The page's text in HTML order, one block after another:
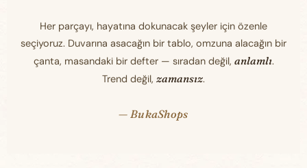
Her parçayı, hayatına dokunacak şeyler için özenle
seçiyoruz. Duvarına asacağın bir tablo, omzuna alacağın bir
çanta, masandaki bir defter — sıradan değil, anlamlı.
Trend değil, zamansız.
— BukaShops